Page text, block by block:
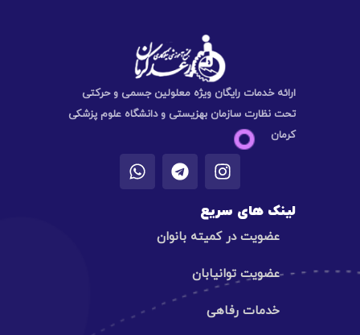
ارائه خدمات رایگان ویژه معلولین جسمی و حرکتی
تحت نظارت سازمان بهزیستی و دانشگاه علوم پزشکی
کرمان
لینک های سریع
عضویت در کمیته بانوان
عضویت توانیابان
خدمات رفاهی